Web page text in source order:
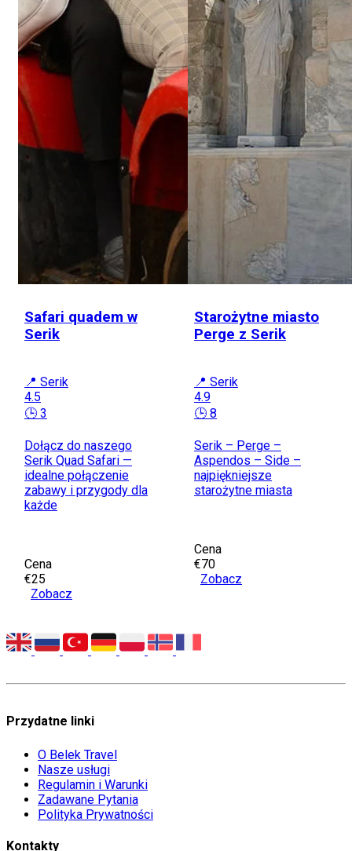
Safari quadem w
Serik
📍 Serik
4.5
🕒 3
Dołącz do naszego
Serik Quad Safari —
idealne połączenie
zabawy i przygody dla
każde
Cena
€25
Zobacz
Starożytne miasto
Perge z Serik
📍 Serik
4.9
🕒 8
Serik – Perge –
Aspendos – Side –
najpiękniejsze
starożytne miasta
Cena
€70
Zobacz
Przydatne linki
O Belek Travel
Nasze usługi
Regulamin i Warunki
Zadawane Pytania
Polityka Prywatności
Kontakty